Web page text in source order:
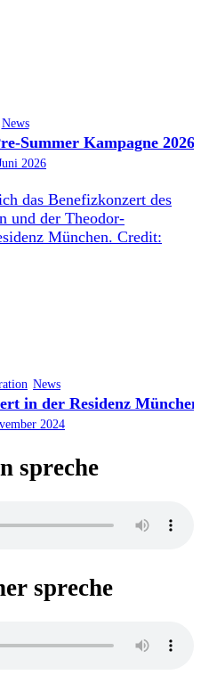
News
Summer Kampagne 2026
2026
News
in der Residenz München
2024
spreche
spreche